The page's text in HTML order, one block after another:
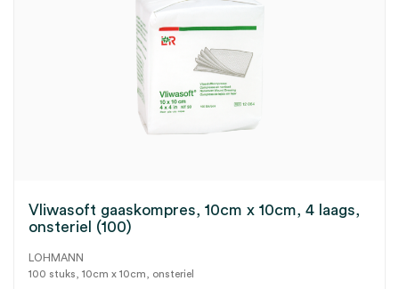
Vliwasoft gaaskompres, 10cm x 10cm, 4 laags,
onsteriel (100)
LOHMANN
100 stuks, 10cm x 10cm, onsteriel